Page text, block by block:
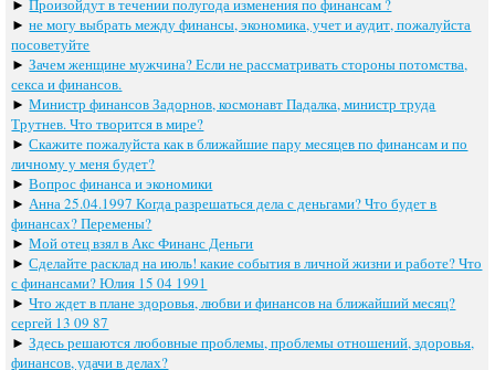
►не могу выбрать между финансы, экономика, учет и аудит, пожалуйста
посоветуйте
►Зачем женщине мужчина? Если не рассматривать стороны потомства,
секса и финансов.
►Министр финансов Задорнов, космонавт Падалка, министр труда
Трутнев. Что творится в мире?
►Скажите пожалуйста как в ближайшие пару месяцев по финансам и по
личному у меня будет?
►Вопрос финанса и экономики
► Анна 25.04.1997 Когда разрешаться дела с деньгами? Что будет в
финансах? Перемены?
►Мой отец взял в Акс Финанс Деньги
►Сделайте расклад на июль! какие события в личной жизни и работе? Что
с финансами? Юлия 15 04 1991
►Что ждет в плане здоровья, любви и финансов на ближайший месяц?
сергей 13 09 87
►Здесь решаются любовные проблемы, проблемы отношений, здоровья,
финансов, удачи в делах?